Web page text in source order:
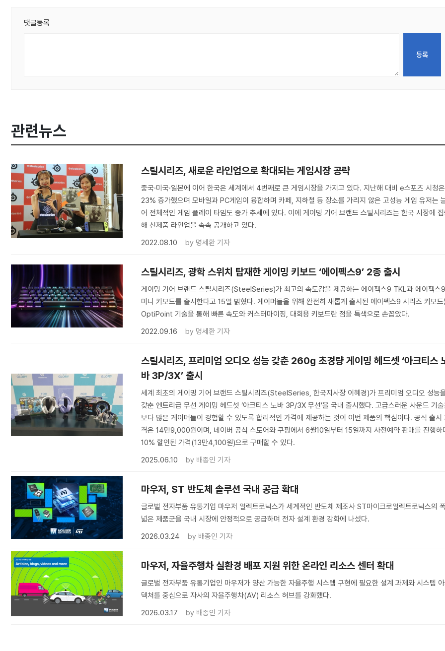
댓글등록
관련뉴스
스틸시리즈, 새로운 라인업으로 확대되는 게임시장 공략
중국·미국·일본에 이어 한국은 세계에서 4번째로 큰 게임시장을 가지고 있다. 지난해 대비 e스포츠 시청은
23% 증가했으며 모바일과 PC게임이 융합하며 카페, 지하철 등 장소를 가리지 않은 고성능 게임 유저는
어 전체적인 게임 플레이 타임도 증가 추세에 있다. 이에 게이밍 기어 브랜드 스틸시리즈는 한국 시장에
해 신제품 라인업을 속속 공개하고 있다.
2022.08.10
by 명세환 기자
스틸시리즈, 광학 스위치 탑재한 게이밍 키보드 ‘에이펙스9’ 2종 출시
게이밍 기어 브랜드 스틸시리즈(SteelSeries)가 최고의 속도감을 제공하는 에이펙스9 TKL과 에이펙스
미니 키보드를 출시한다고 15일 밝혔다. 게이머들을 위해 완전히 새롭게 출시된 에이펙스9 시리즈 키보
OptiPoint 기술을 통해 빠른 속도와 커스터마이징, 대회용 키보드란 점을 특색으로 손꼽았다.
2022.09.16
by 명세환 기자
스틸시리즈, 프리미엄 오디오 성능 갖춘 260g 초경량 게이밍 헤드셋 ‘아크티스
바 3P/3X’ 출시
세계 최초의 게이밍 기어 브랜드 스틸시리즈(SteelSeries, 한국지사장 이혜경)가 프리미엄 오디오 성능
갖춘 엔트리급 무선 게이밍 헤드셋 ‘아크티스 노바 3P/3X 무선’을 국내 출시했다. 고급스러운 사운드 기
보다 많은 게이머들이 경험할 수 있도록 합리적인 가격에 제공하는 것이 이번 제품의 핵심이다. 공식 출시
격은 14만9,000원이며, 네이버 공식 스토어와 쿠팡에서 6월10일부터 15일까지 사전예약 판매를 진행하
10% 할인된 가격(13만4,100원)으로 구매할 수 있다.
2025.06.10
by 배종인 기자
마우저, ST 반도체 솔루션 국내 공급 확대
글로벌 전자부품 유통기업 마우저 일렉트로닉스가 세계적인 반도체 제조사 ST마이크로일렉트로닉스의
넓은 제품군을 국내 시장에 안정적으로 공급하며 전자 설계 환경 강화에 나섰다.
2026.03.24
by 배종인 기자
마우저, 자율주행차 실환경 배포 지원 위한 온라인 리소스 센터 확대
글로벌 전자부품 유통기업인 마우저가 양산 가능한 자율주행 시스템 구현에 필요한 설계 과제와 시스템
텍처를 중심으로 자사의 자율주행차(AV) 리소스 허브를 강화했다.
2026.03.17
by 배종인 기자